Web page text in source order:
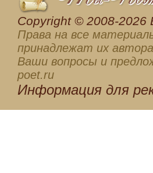
Сopyright © 2008-
Права на все
принадлежат их
Ваши вопросы и
poet.ru
Информация для